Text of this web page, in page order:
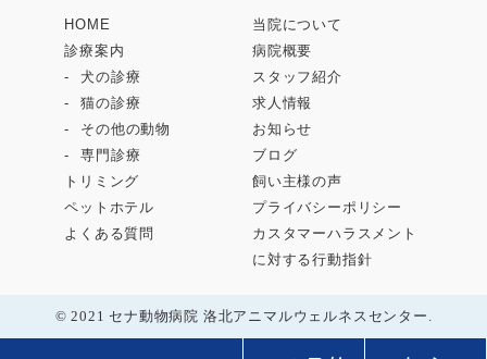
HOME
診療案内
犬の診療
猫の診療
その他の動物
専門診療
トリミング
ペットホテル
よくある質問
当院について
病院概要
スタッフ紹介
求人情報
お知らせ
ブログ
飼い主様の声
プライバシーポリシー
カスタマーハラスメント
に対する行動指針
© 2021 セナ動物病院 洛北アニマルウェルネスセンター.